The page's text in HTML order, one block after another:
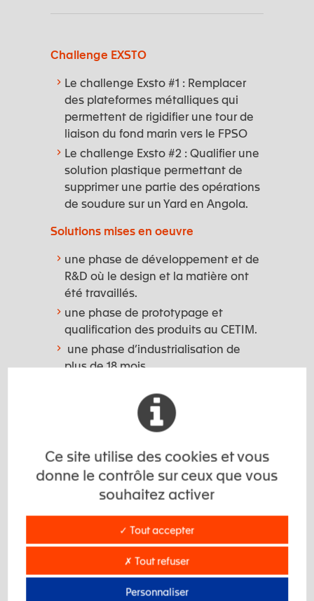
Challenge EXSTO
Le challenge Exsto #1 : Remplacer
des plateformes métalliques qui
permettent de rigidifier une tour de
liaison du fond marin vers le FPSO
Le challenge Exsto #2 : Qualifier une
solution plastique permettant de
supprimer une partie des opérations
de soudure sur un Yard en Angola.
Solutions mises en oeuvre
une phase de développement et de
R&D où le design et la matière ont
été travaillés.
une phase de prototypage et
qualification des produits au CETIM.
une phase d’industrialisation de
plus de 18 mois.
12
mois de développement
Ce site utilise des cookies et vous
donne le contrôle sur ceux que vous
souhaitez activer
✓ Tout accepter
✗ Tout refuser
Personnaliser